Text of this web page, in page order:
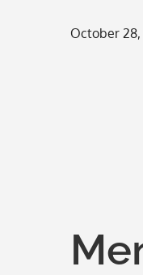
Posted
October